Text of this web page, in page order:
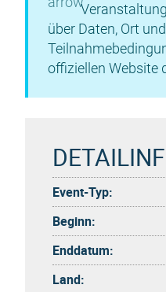
über Daten, Ort und
offiziellen Website
Event-Typ:
Beginn:
Enddatum:
Land: